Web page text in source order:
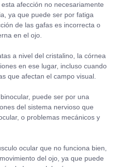
afección no necesariamente
ya que puede ser por fatiga
de las gafas es incorrecta o
en el ojo.
a nivel del cristalino, la córnea
en ese lugar, incluso cuando
que afectan el campo visual.
puede ser por una
del sistema nervioso que
o problemas mecánicos y
ocular que no funciona bien,
del ojo, ya que puede